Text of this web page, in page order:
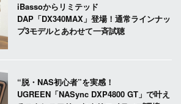
iBassoからリミテッド
DAP「DX340MAX」登場！通常ラインナッ
プ3モデルとあわせて一斉試聴
“脱・NAS初心者”を実感！
UGREEN「NASync DXP4800 GT」で叶え